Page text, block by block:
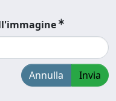
Annulla Invia